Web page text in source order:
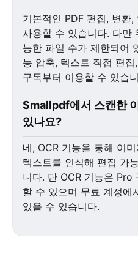
기본적인 PDF 편집, 변환
사용할 수 있습니다. 다만
능한 파일 수가 제한되어
능 압축, 텍스트 직접 편
구독부터 이용할 수 있습
Smallpdf에서 스캔한
있나요?
네, OCR 기능을 통해 이
텍스트를 인식해 편집 가
니다. 단 OCR 기능은 Pro
할 수 있으며 무료 계정에
있을 수 있습니다.